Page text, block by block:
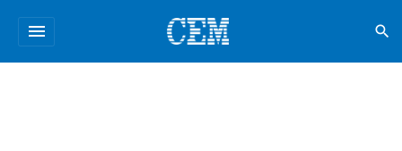
menu search